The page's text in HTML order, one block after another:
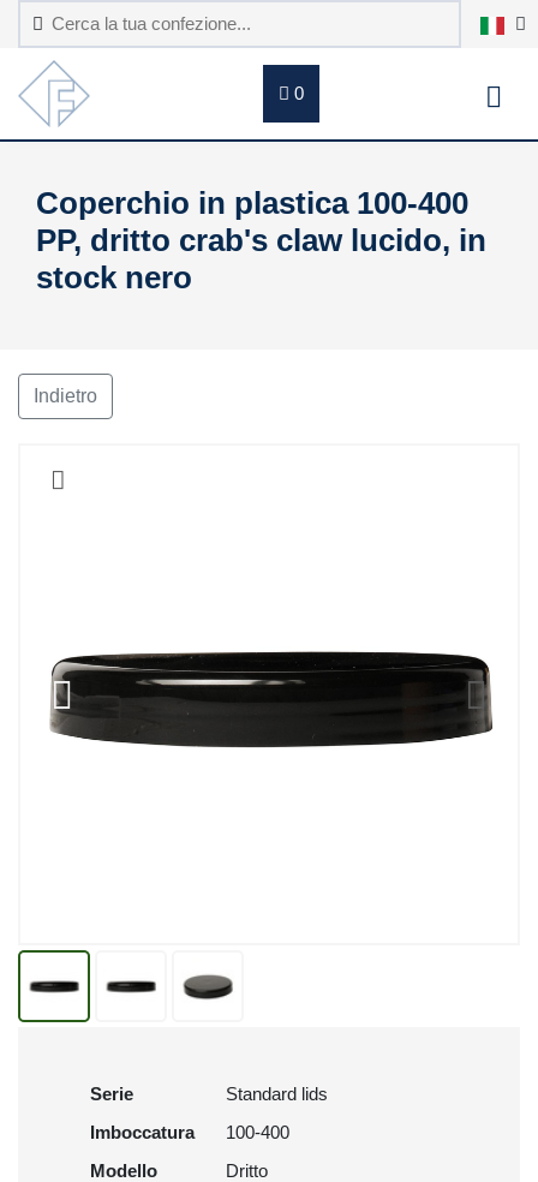
0
Coperchio in plastica 100-400
PP, dritto crab's claw lucido, in
stock nero
Indietro
Serie
Standard lids
Imboccatura
100-400
Modello
Dritto